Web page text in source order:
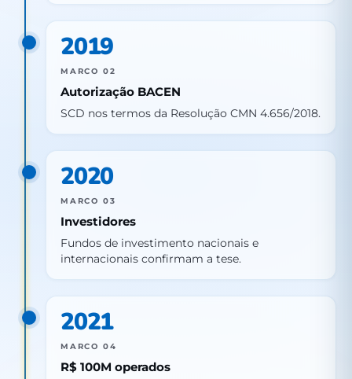
2019
MARCO 02
Autorização BACEN
SCD nos termos da Resolução CMN 4.656/2018.
2020
MARCO 03
Investidores
Fundos de investimento nacionais e
internacionais confirmam a tese.
2021
MARCO 04
R$ 100M operados